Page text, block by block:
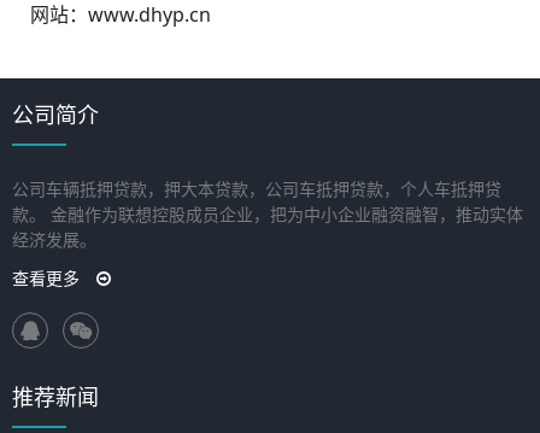
网站：www.dhyp.cn
公司简介
公司车辆抵押贷款，押大本贷款，公司车抵押贷款，个人车抵押贷
款。 金融作为联想控股成员企业，把为中小企业融资融智，推动实体
经济发展。
查看更多
推荐新闻